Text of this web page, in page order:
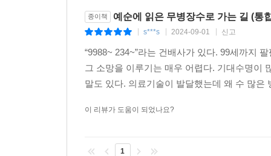
아름다워진다(아름다운 피부의 비밀)”, ”통증은
건강해진다’.
출판사 서울셀렉션은 〈보디 리셋〉을 ‘건강 세
종이책 예순에 읽은 무병장수로 가는 길 (통
s***s 2024-09-01 신고
“9988~ 234~”라는 건배사가 있다. 99세까지
그 소망을 이루기는 매우 어렵다. 기대수명이
말도 있다. 의료기술이 발달했는데 왜 수 많
이 리뷰가 도움이 되었나요?
1